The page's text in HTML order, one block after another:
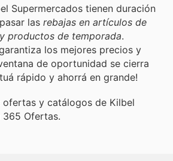
Supermercados tienen duración
las rebajas en artículos de
productos de temporada.
los mejores precios y
de oportunidad se cierra
rápido y ahorrá en grande!
ofertas y catálogos de Kilbel
365 Ofertas.